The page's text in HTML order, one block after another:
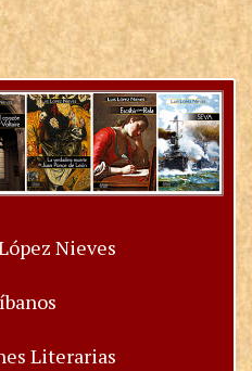
Nieves
Literarias